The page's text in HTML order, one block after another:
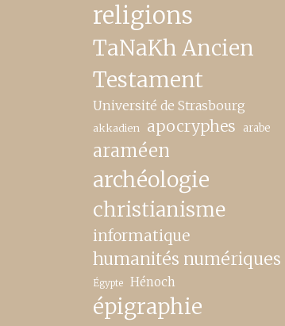
religions
TaNaKh Ancien
Testament
Université de Strasbourg
akkadien apocryphes arabe
araméen
archéologie
christianisme
informatique
humanités numériques
Égypte Hénoch
épigraphie